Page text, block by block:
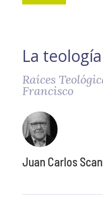
La
Raíces
Francisco
Juan Carlos